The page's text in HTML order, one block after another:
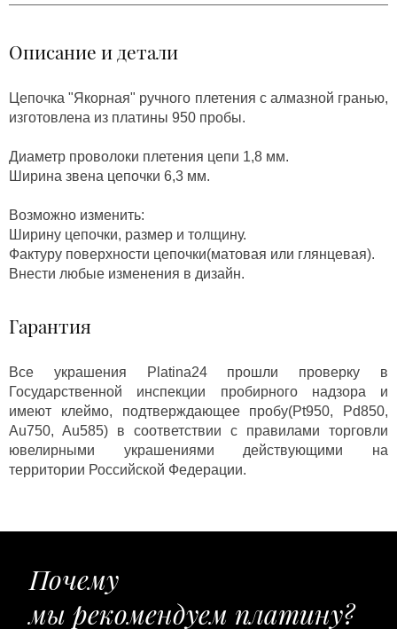
Описание и детали
Цепочка "Якорная" ручного плетения с алмазной гранью,
изготовлена из платины 950 пробы.
Диаметр проволоки плетения цепи 1,8 мм.
Ширина звена цепочки 6,3 мм.
Возможно изменить:
Ширину цепочки, размер и толщину.
Фактуру поверхности цепочки(матовая или глянцевая).
Внести любые изменения в дизайн.
Гарантия
Все украшения Platina24 прошли проверку в
Государственной инспекции пробирного надзора и
имеют клеймо, подтверждающее пробу(Pt950, Pd850,
Au750, Au585) в соответствии с правилами торговли
ювелирными украшениями действующими на
территории Российской Федерации.
Почему
мы рекомендуем платину?